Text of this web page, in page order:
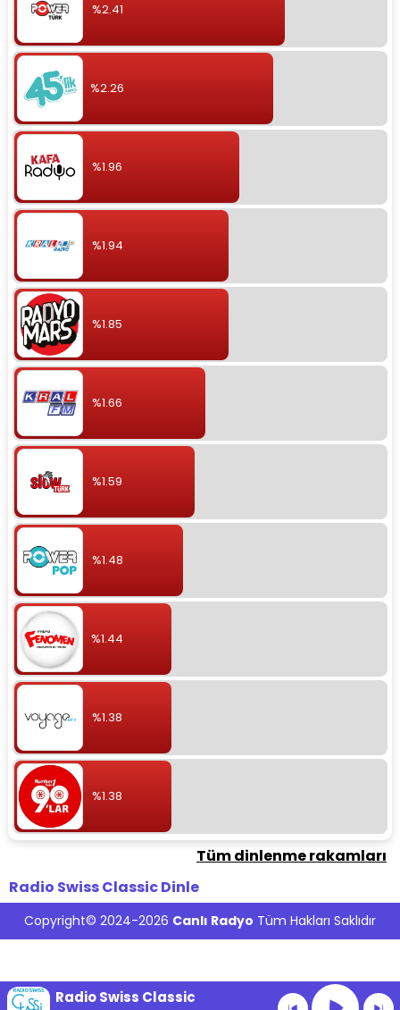
%2.41
%2.26
%1.96
%1.94
%1.85
%1.66
%1.59
%1.48
%1.44
%1.38
%1.38
Tüm dinlenme rakamları
Radio Swiss Classic Dinle
Copyright© 2024-2026 Canlı Radyo Tüm Hakları Saklıdır